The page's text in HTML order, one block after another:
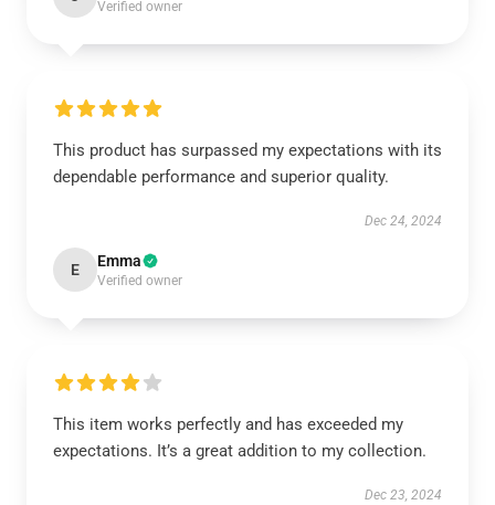
Verified owner
This product has surpassed my expectations with its
dependable performance and superior quality.
Dec 24, 2024
E Emma
Verified owner
This item works perfectly and has exceeded my
expectations. It’s a great addition to my collection.
Dec 23, 2024